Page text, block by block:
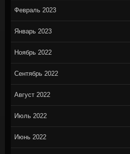
Февраль 2023
Январь 2023
Ноябрь 2022
Сентябрь 2022
Август 2022
Июль 2022
Июнь 2022